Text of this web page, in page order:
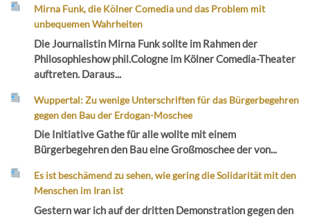
Mirna Funk, die Kölner Comedia und das Problem mit
unbequemen Wahrheiten
Die Journalistin Mirna Funk sollte im Rahmen der
Philosophieshow phil.Cologne im Kölner Comedia-Theater
auftreten. Daraus...
Wuppertal: Zu wenige Unterschriften für das Bürgerbegehren
gegen den Bau der Erdogan-Moschee
Die Initiative Gathe für alle wollte mit einem
Bürgerbegehren den Bau eine Großmoschee der von...
Es ist beschämend zu sehen, wie gering die Solidarität mit den
Menschen im Iran ist
Gestern war ich auf der dritten Demonstration gegen den